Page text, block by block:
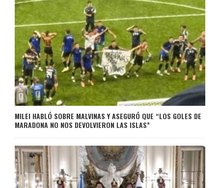
MILEI HABLÓ SOBRE MALVINAS Y ASEGURÓ QUE “LOS GOLES DE
MARADONA NO NOS DEVOLVIERON LAS ISLAS”